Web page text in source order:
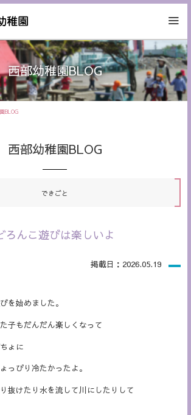
西部幼稚園BLOG
BLOG
西部幼稚園BLOG
できごと
ろんこ遊びは楽しいよ
掲載日：2026.05.19
を始めました。
子もだんだん楽しくなって
ょに
っぴり冷たかったよ。
抜けたり水を流して川にしたりして